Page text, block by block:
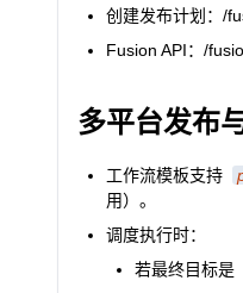
创建发布计划：/
Fusion API：/
多平台发布
工作流模板支持
用）。
调度执行时：
若最终目标是